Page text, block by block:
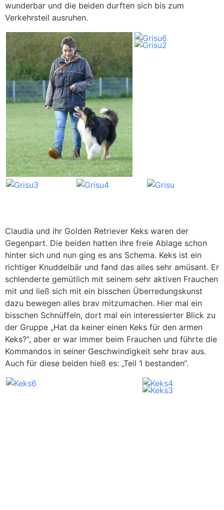
wunderbar und die beiden durften sich bis zum
Verkehrsteil ausruhen.
Claudia und ihr Golden Retriever Keks waren der
Gegenpart. Die beiden hatten ihre freie Ablage schon
hinter sich und nun ging es ans Schema. Keks ist ein
richtiger Knuddelbär und fand das alles sehr amüsant. Er
schlenderte gemütlich mit seinem sehr aktiven Frauchen
mit und ließ sich mit ein bisschen Überredungskunst
dazu bewegen alles brav mitzumachen. Hier mal ein
bisschen Schnüffeln, dort mal ein interessierter Blick zu
der Gruppe „Hat da keiner einen Keks für den armen
Keks?“, aber er war immer beim Frauchen und führte die
Kommandos in seiner Geschwindigkeit sehr brav aus.
Auch für diese beiden hieß es: „Teil 1 bestanden“.